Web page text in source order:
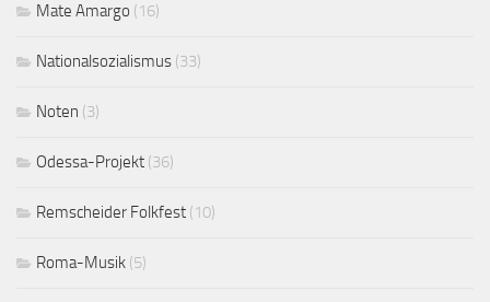
Mate Amargo (16)
Nationalsozialismus (33)
Noten (3)
Odessa-Projekt (36)
Remscheider Folkfest (10)
Roma-Musik (5)